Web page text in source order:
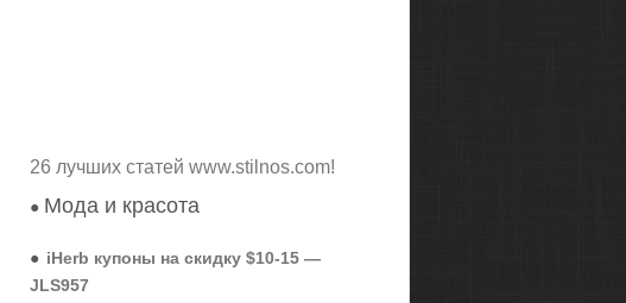
26 лучших статей www.stilnos.com!
● Мода и красота
● iHerb купоны на скидку $10-15 —
JLS957